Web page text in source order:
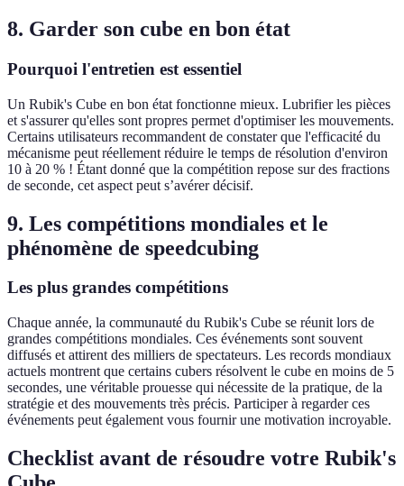
8. Garder son cube en bon état
Pourquoi l'entretien est essentiel
Un Rubik's Cube en bon état fonctionne mieux. Lubrifier les pièces
et s'assurer qu'elles sont propres permet d'optimiser les mouvements.
Certains utilisateurs recommandent de constater que l'efficacité du
mécanisme peut réellement réduire le temps de résolution d'environ
10 à 20 % ! Étant donné que la compétition repose sur des fractions
de seconde, cet aspect peut s’avérer décisif.
9. Les compétitions mondiales et le
phénomène de speedcubing
Les plus grandes compétitions
Chaque année, la communauté du Rubik's Cube se réunit lors de
grandes compétitions mondiales. Ces événements sont souvent
diffusés et attirent des milliers de spectateurs. Les records mondiaux
actuels montrent que certains cubers résolvent le cube en moins de 5
secondes, une véritable prouesse qui nécessite de la pratique, de la
stratégie et des mouvements très précis. Participer à regarder ces
événements peut également vous fournir une motivation incroyable.
Checklist avant de résoudre votre Rubik's